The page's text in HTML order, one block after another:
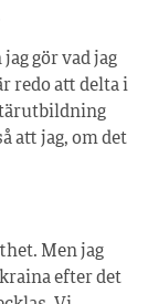
gör vad jag
redo att delta i
att jag, om det
Men jag
efter det